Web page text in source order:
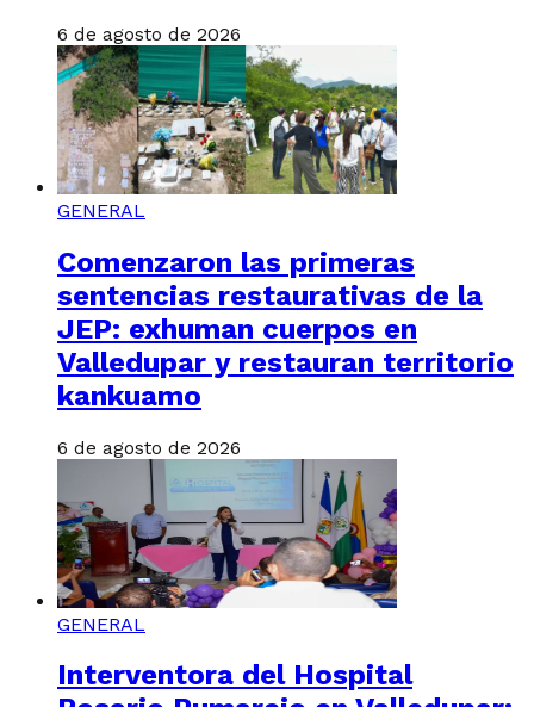
6 de agosto de 2026
GENERAL
Comenzaron las primeras
sentencias restaurativas de la
JEP: exhuman cuerpos en
Valledupar y restauran territorio
kankuamo
6 de agosto de 2026
GENERAL
Interventora del Hospital